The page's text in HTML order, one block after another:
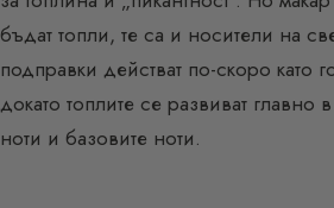
бъдат топли, те са и носители на
подправки действат по-скоро като
докато топлите се развиват главно
ноти и базовите ноти.